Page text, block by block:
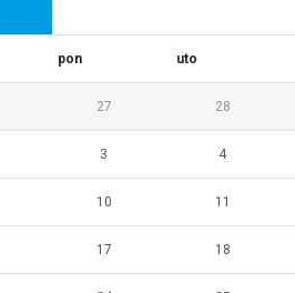
pon uto
27 28
3 4
10 11
17 18